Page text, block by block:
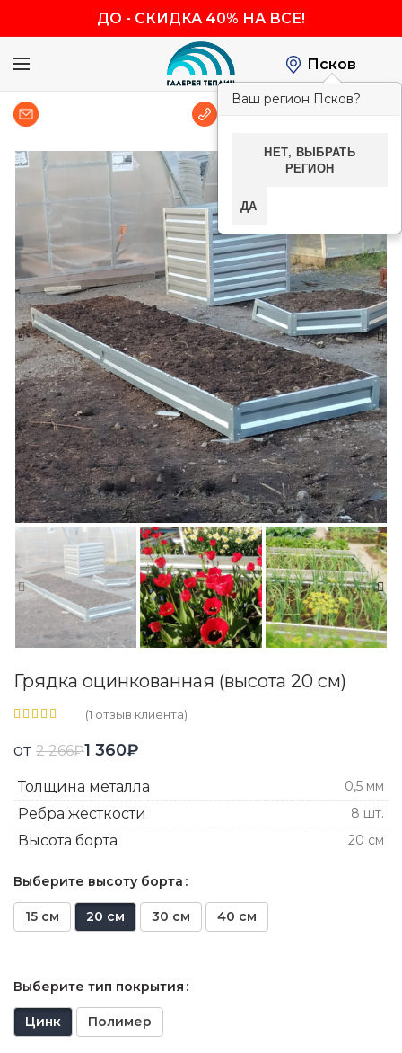
ДО - СКИДКА 40% НА ВСЕ!
Псков
Ваш регион Псков?
НЕТ, ВЫБРАТЬ
РЕГИОН
ДА
Грядка оцинкованная (высота 20 см)
(1 отзыв клиента)
от 2 266₽1 360₽
Толщина металла 0,5 мм
Ребра жесткости 8 шт.
Высота борта 20 см
Выберите высоту борта
15 см 20 см 30 см 40 см
Выберите тип покрытия
Цинк Полимер